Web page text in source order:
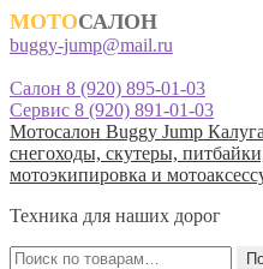
МОТОСАЛОН
buggy-jump@mail.ru
Салон 8 (920) 895-01-03
Сервис 8 (920) 891-01-03
Перейти
к
навигации
Перейти
к
содержимому
Мотосалон Buggy Jump
снегоходы, скутеры,
мотоэкипировка и
Техника для наших дорог
Искать: